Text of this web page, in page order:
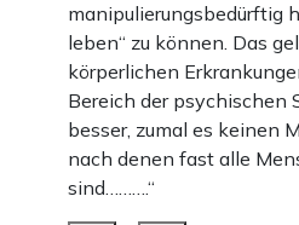
manipulierungsbedürftig
leben“ zu können. Das
körperlichen
Bereich der psychischen
besser, zumal es keinen
nach denen fast alle
sind……….“